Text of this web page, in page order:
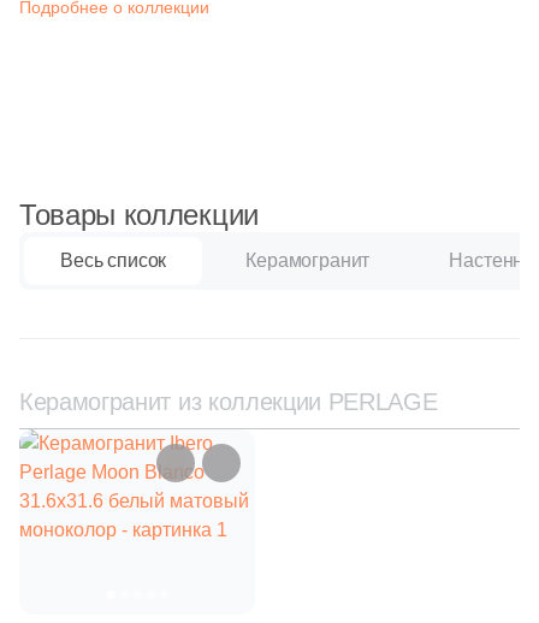
Дерево
Бетон
Размер, см
Подробнее о коллекции
Товары коллекции
Весь список Керамогранит
Керамогранит из коллекции PERLAGE